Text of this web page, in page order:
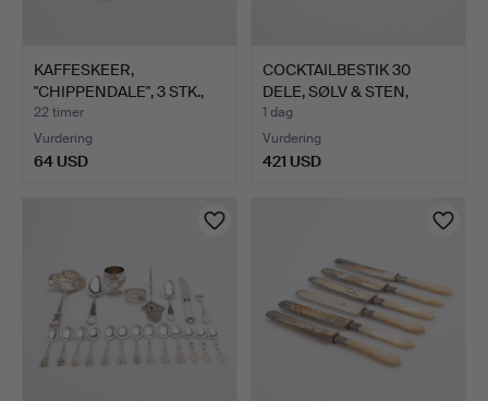
KAFFESKEER,
"CHIPPENDALE", 3 STK.,
SØLV.
22 timer
Vurdering
64 USD
COCKTAILBESTIK 30
DELE, SØLV & STEN,
TOTAL…
1 dag
Vurdering
421 USD